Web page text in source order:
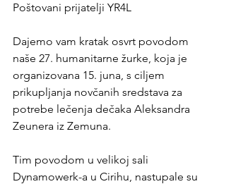
Poštovani prijatelji YR4L
Dajemo vam kratak osvrt povodom
naše 27. humanitarne žurke, koja je
organizovana 15. juna, s ciljem
prikupljanja novčanih sredstava za
potrebe lečenja dečaka Aleksandra
Zeunera iz Zemuna.
Tim povodom u velikoj sali
Dynamowerk-a u Cirihu, nastupale su